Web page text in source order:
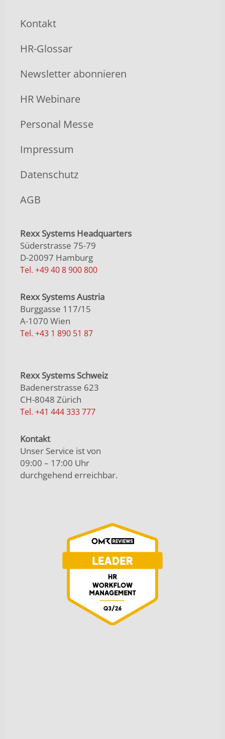
Kontakt
HR-Glossar
Newsletter abonnieren
HR Webinare
Personal Messe
Impressum
Datenschutz
AGB
Rexx Systems Headquarters
Süderstrasse 75-79
D-20097 Hamburg
Tel. +49 40 8 900 800
Rexx Systems Austria
Burggasse 117/15
A-1070 Wien
Tel. +43 1 890 51 87
Rexx Systems Schweiz
Badenerstrasse 623
CH-8048 Zürich
Tel. +41 444 333 777
Kontakt
Unser Service ist von
09:00 – 17:00 Uhr
durchgehend erreichbar.